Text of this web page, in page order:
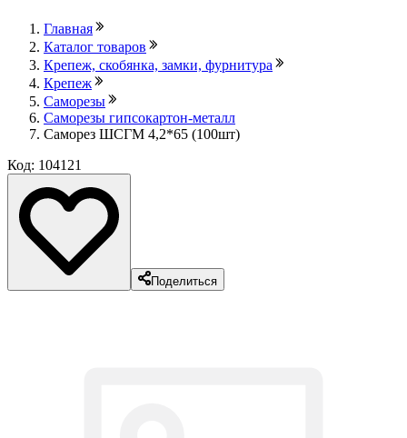
Главная
Каталог товаров
Крепеж, скобянка, замки, фурнитура
Крепеж
Саморезы
Саморезы гипсокартон-металл
Саморез ШСГМ 4,2*65 (100шт)
Код: 104121
Поделиться